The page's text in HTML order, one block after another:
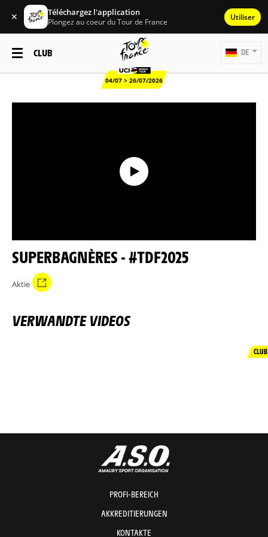
✕ Téléchargez l'application
Plongez au coeur du Tour de France Utiliser
CLUB
04/07 > 26/07/2026
DE
SUPERBAGNÈRES - #TDF2025
Aktie
VERWANDTE VIDEOS
CLUB
PROFI-BEREICH
AKKREDITIERUNGEN
KONTAKTE